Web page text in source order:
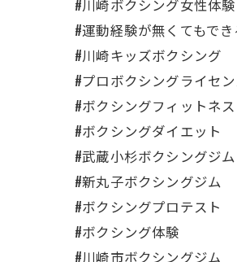
#川崎ボクシング女性体験
#運動経験が無くてもで
#川崎キッズボクシング
#プロボクシングライセン
#ボクシングフィットネス
#ボクシングダイエット
#武蔵小杉ボクシングジム
#新丸子ボクシングジム
#ボクシングプロテスト
#ボクシング体験
#川崎市ボクシングジム